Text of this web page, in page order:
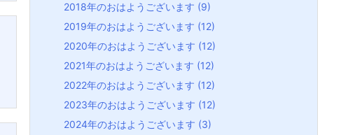
2018年のおはようございます (9)
2019年のおはようございます (12)
2020年のおはようございます (12)
2021年のおはようございます (12)
2022年のおはようございます (12)
2023年のおはようございます (12)
2024年のおはようございます (3)